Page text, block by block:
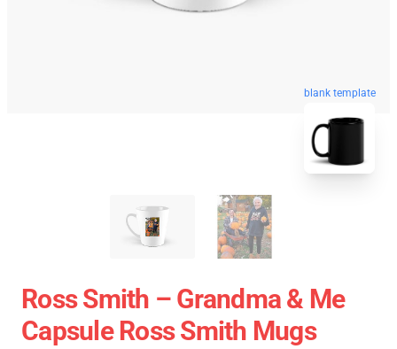
blank template
Ross Smith – Grandma & Me
Capsule Ross Smith Mugs